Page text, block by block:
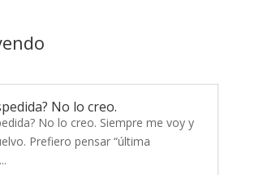
No lo creo.
No lo creo. Siempre me voy y
Prefiero pensar “última